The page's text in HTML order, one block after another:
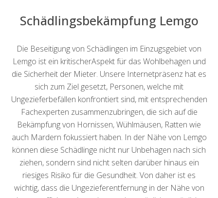
Schädlingsbekämpfung Lemgo
Die Beseitigung von Schädlingen im Einzugsgebiet von
Lemgo ist ein kritischerAspekt für das Wohlbehagen und
die Sicherheit der Mieter. Unsere Internetpräsenz hat es
sich zum Ziel gesetzt, Personen, welche mit
Ungezieferbefällen konfrontiert sind, mit entsprechenden
Fachexperten zusammenzubringen, die sich auf die
Bekämpfung von Hornissen, Wühlmäusen, Ratten wie
auch Mardern fokussiert haben. In der Nähe von Lemgo
können diese Schädlinge nicht nur Unbehagen nach sich
ziehen, sondern sind nicht selten darüber hinaus ein
riesiges Risiko für die Gesundheit. Von daher ist es
wichtig, dass die Ungezieferentfernung in der Nähe von